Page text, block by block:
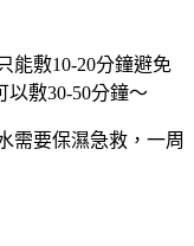
能敷10-20分鐘避免
以敷30-50分鐘～
需要保濕急救，一周